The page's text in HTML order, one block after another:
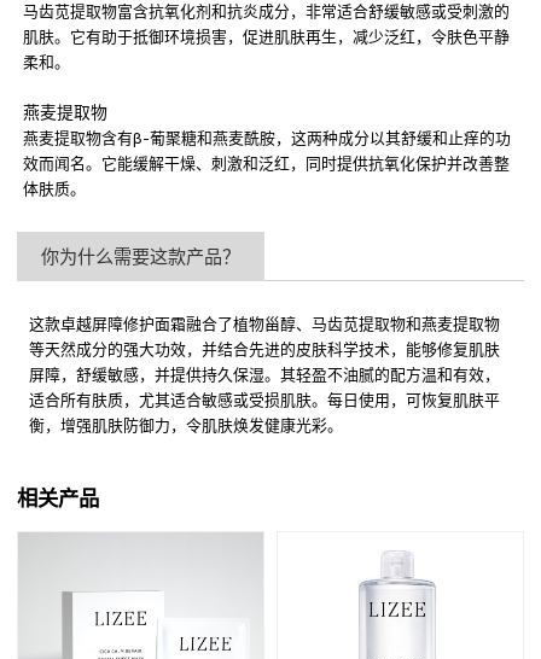
马齿苋提取物富含抗氧化剂和抗炎成分，非常适合舒缓敏感或受刺激的
肌肤。它有助于抵御环境损害，促进肌肤再生，减少泛红，令肤色平静
柔和。
燕麦提取物
燕麦提取物含有β-葡聚糖和燕麦酰胺，这两种成分以其舒缓和止痒的功
效而闻名。它能缓解干燥、刺激和泛红，同时提供抗氧化保护并改善整
体肤质。
你为什么需要这款产品？
这款卓越屏障修护面霜融合了植物甾醇、马齿苋提取物和燕麦提取物
等天然成分的强大功效，并结合先进的皮肤科学技术，能够修复肌肤
屏障，舒缓敏感，并提供持久保湿。其轻盈不油腻的配方温和有效，
适合所有肤质，尤其适合敏感或受损肌肤。每日使用，可恢复肌肤平
衡，增强肌肤防御力，令肌肤焕发健康光彩。
相关产品